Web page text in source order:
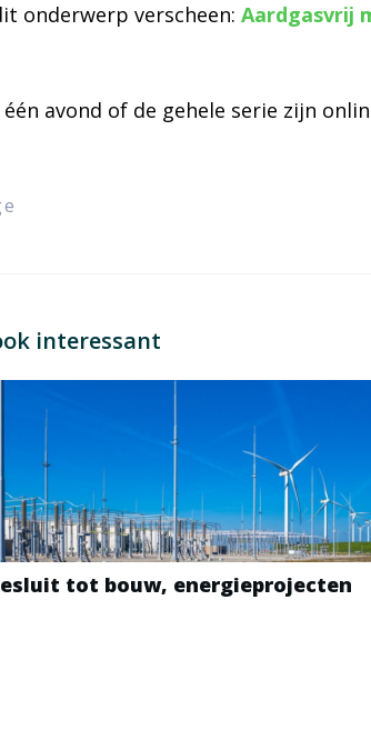
onderwerp verscheen: Aardgasvrij
avond of de gehele serie zijn
interessant
tot bouw, energieprojecten